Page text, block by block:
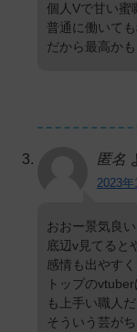
個人Vで甘い蜜
普通に働いて
だから最高か
匿名
2023
おおー景気良い
底辺v見てると
感情も出やす
トップの
も上手い職人
そういう芸が